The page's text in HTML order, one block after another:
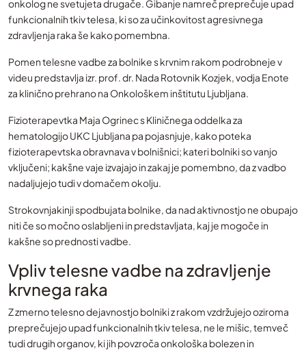
onkolog ne svetujeta drugače. Gibanje namreč preprečuje upad
funkcionalnih tkiv telesa, ki so za učinkovitost agresivnega
zdravljenja raka še kako pomembna.
Pomen telesne vadbe za bolnike s krvnim rakom podrobneje v
videu predstavlja izr. prof. dr. Nada Rotovnik Kozjek, vodja Enote
za klinično prehrano na Onkološkem inštitutu Ljubljana.
Fizioterapevtka Maja Ogrinec s Kliničnega oddelka za
hematologijo UKC Ljubljana pa pojasnjuje, kako poteka
fizioterapevtska obravnava v bolnišnici; kateri bolniki so vanjo
vključeni; kakšne vaje izvajajo in zakaj je pomembno, da z vadbo
nadaljujejo tudi v domačem okolju.
Strokovnjakinji spodbujata bolnike, da nad aktivnostjo ne obupajo
niti če so močno oslabljeni in predstavljata, kaj je mogoče in
kakšne so prednosti vadbe.
Vpliv telesne vadbe na zdravljenje
krvnega raka
Z zmerno telesno dejavnostjo bolniki z rakom vzdržujejo oziroma
preprečujejo upad funkcionalnih tkiv telesa, ne le mišic, temveč
tudi drugih organov, ki jih povzroča onkološka bolezen in